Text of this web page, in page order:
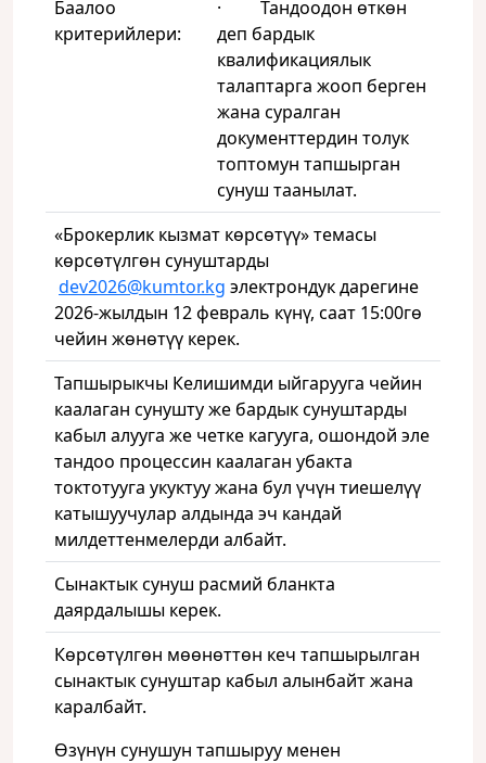
Баалоо
критерийлери:
· Тандоодон өткөн
деп бардык
квалификациялык
талаптарга жооп берген
жана суралган
документтердин толук
топтомун тапшырган
сунуш таанылат.
«Брокерлик кызмат көрсөтүү» темасы
көрсөтүлгөн сунуштарды
dev2026@kumtor.kg электрондук дарегине
2026-жылдын 12 февраль күнү, саат 15:00гө
чейин жөнөтүү керек.
Тапшырыкчы Келишимди ыйгарууга чейин
каалаган сунушту же бардык сунуштарды
кабыл алууга же четке кагууга, ошондой эле
тандоо процессин каалаган убакта
токтотууга укуктуу жана бул үчүн тиешелүү
катышуучулар алдында эч кандай
милдеттенмелерди албайт.
Сынактык сунуш расмий бланкта
даярдалышы керек.
Көрсөтүлгөн мөөнөттөн кеч тапшырылган
сынактык сунуштар кабыл алынбайт жана
каралбайт.
Өзүнүн сунушун тапшыруу менен